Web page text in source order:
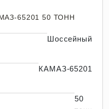
65201 50 ТОНН
Шоссейный
КАМАЗ-65201
50